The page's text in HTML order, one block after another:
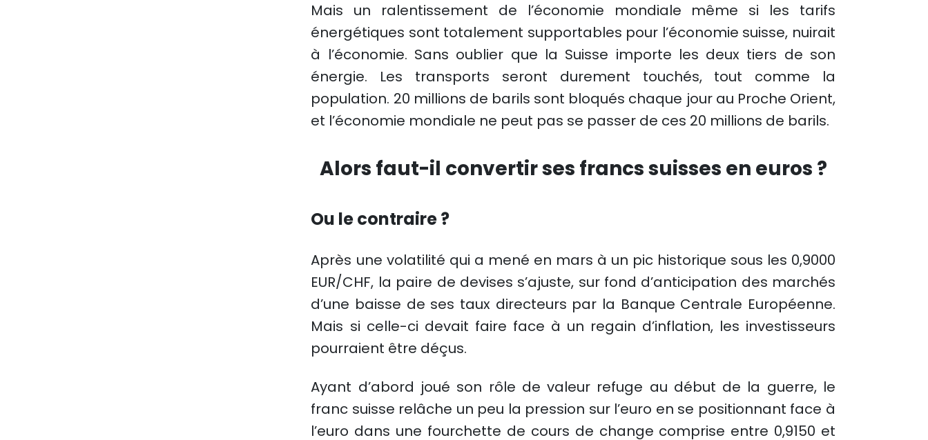
Mais un ralentissement de l’économie mondiale même si les tarifs
énergétiques sont totalement supportables pour l’économie suisse, nuirait
à l’économie. Sans oublier que la Suisse importe les deux tiers de son
énergie. Les transports seront durement touchés, tout comme la
population. 20 millions de barils sont bloqués chaque jour au Proche Orient,
et l’économie mondiale ne peut pas se passer de ces 20 millions de barils.
Alors faut-il convertir ses francs suisses en euros ?
Ou le contraire ?
Après une volatilité qui a mené en mars à un pic historique sous les 0,9000
EUR/CHF, la paire de devises s’ajuste, sur fond d’anticipation des marchés
d’une baisse de ses taux directeurs par la Banque Centrale Européenne.
Mais si celle-ci devait faire face à un regain d’inflation, les investisseurs
pourraient être déçus.
Ayant d’abord joué son rôle de valeur refuge au début de la guerre, le
franc suisse relâche un peu la pression sur l’euro en se positionnant face à
l’euro dans une fourchette de cours de change comprise entre 0,9150 et